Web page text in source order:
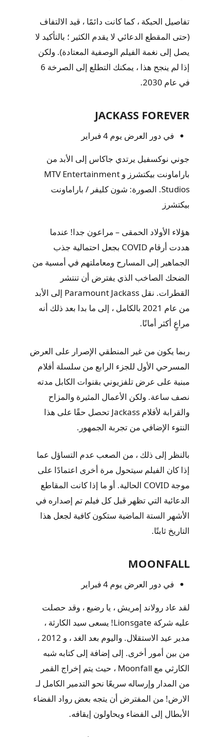
تفاصيل الحبكة ، كما كانت دائمًا ، قيد الالتفاف
(حتى المقطع الدعائي لا يقدم الكثير ؛ بالتأكيد لا
يصل إلى نغمة الفيلم الوصفية المعتادة). ولكن
إذا لم ينجح هذا ، يمكنك التطلع إلى الصرخة 6
في عام 2030.
JACKASS FOREVER
في دور العرض يوم 4 فبراير
جوني نوكسفيل يرتدي جاكاس إلى الأبد من
باراماونت بيكتشرز و MTV Entertainment
Studios. الصورة: شون كليفر / باراماونت
بيكتشرز
هؤلاء الأولاد الحمقى – مراعون جدا! عندما
هددت أرقام COVID بجعل احتمالية جذب
الجماهير إلى المسارح ومعاملتهم في أمسية من
الضحك الصاخب الذي يفترض أن تنتشر
القطرات. نقل Paramount Jackass إلى الأبد
من عام 2021 بالكامل ، إلى ما بدا بعد ذلك أنه
مراعٍ أكثر أمانًا.
ربما يكون من غير المنطقي الإصرار على العرض
المسرحي الأول للجزء الرابع من سلسلة أفلام
مبنية على عرض تلفزيوني بقنوات الكابل مدته
نصف ساعة. ولكن الأعمال المثيرة والمزاح
والقرابة لأفلام Jackass تحصل حقًا على هذا
النتوء الإضافي من تجربة الجمهور.
بالنظر إلى ذلك ، من الصعب عدم التساؤل عما
إذا كان الفيلم سيتحول مرة أخرى اعتمادًا على
موجة COVID الحالية. أو ما إذا كانت المقاطع
الدعائية التي تظهر قبل كل فيلم تم إصداره في
الأشهر الستة الماضية ستكون كافية لجعل هذا
التاريخ ثابتًا.
MOONFALL
في دور العرض يوم 4 فبراير
لقد عاد رولاند إمريش ، يا رضيع ، وقد حصلت
عليه شركة Lionsgate! يسعى سيد الكارثة ،
مدير عيد الاستقلال. واليوم بعد الغد ، و 2012 ،
من بين أمور أخرى. إلى إضافة إلى كتابه شبه
الكارثي مع Moonfall ، حيث يتم إخراج القمر
من المدار وإرساله سريعًا نحو التدمير الكامل لـ
الارض! من المفترض أن يتجه بعض رواد الفضاء
الأبطال إلى الفضاء ويحاولون إيقافه.